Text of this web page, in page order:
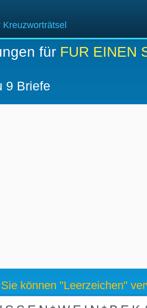
Kreuzworträtsel
für FUR EINEN
9 Briefe
können "Leerzeichen"